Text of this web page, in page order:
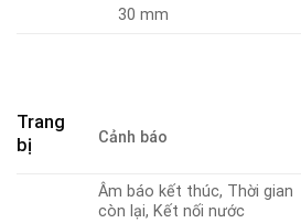
30 mm
Trang
bị
Cảnh báo
Âm báo kết thúc, Thời gian
còn lại, Kết nối nước